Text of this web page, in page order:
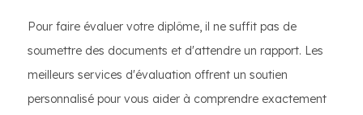
Pour faire évaluer votre diplôme, il ne suffit pas de
soumettre des documents et d'attendre un rapport. Les
meilleurs services d'évaluation offrent un soutien
personnalisé pour vous aider à comprendre exactement